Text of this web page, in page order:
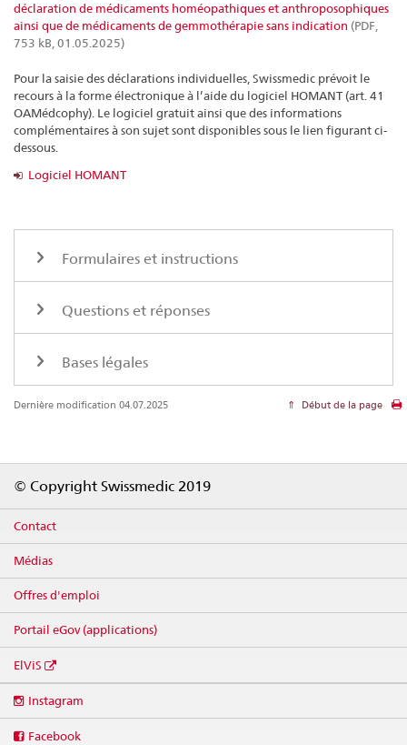
déclaration de médicaments homéopathiques et anthroposophiques
ainsi que de médicaments de gemmothérapie sans indication (PDF,
753 kB, 01.05.2025)
Pour la saisie des déclarations individuelles, Swissmedic prévoit le
recours à la forme électronique à l’aide du logiciel HOMANT (art. 41
OAMédcophy). Le logiciel gratuit ainsi que des informations
complémentaires à son sujet sont disponibles sous le lien figurant ci-
dessous.
Logiciel HOMANT
Formulaires et instructions
Questions et réponses
Bases légales
Dernière modification 04.07.2025 Début de la page
© Copyright Swissmedic 2019
Contact
Médias
Offres d'emploi
Portail eGov (applications)
ElViS
media
Instagram
Facebook